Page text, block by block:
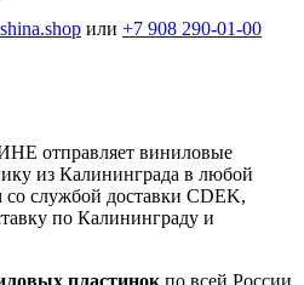
или +7 908 290-01-00
виниловые
из Калининграда в любой
службой доставки CDEK,
по Калининграду и